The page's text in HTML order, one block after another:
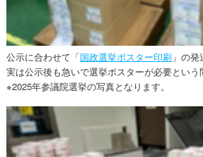
公示に合わせて「国政選挙ポスター印刷」の発
実は公示後も急いで選挙ポスターが必要という
※2025年参議院選挙の写真となります。